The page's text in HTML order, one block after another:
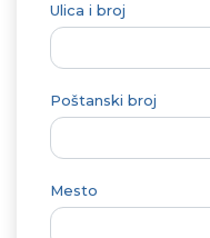
Ulica i broj
Poštanski broj
Mesto